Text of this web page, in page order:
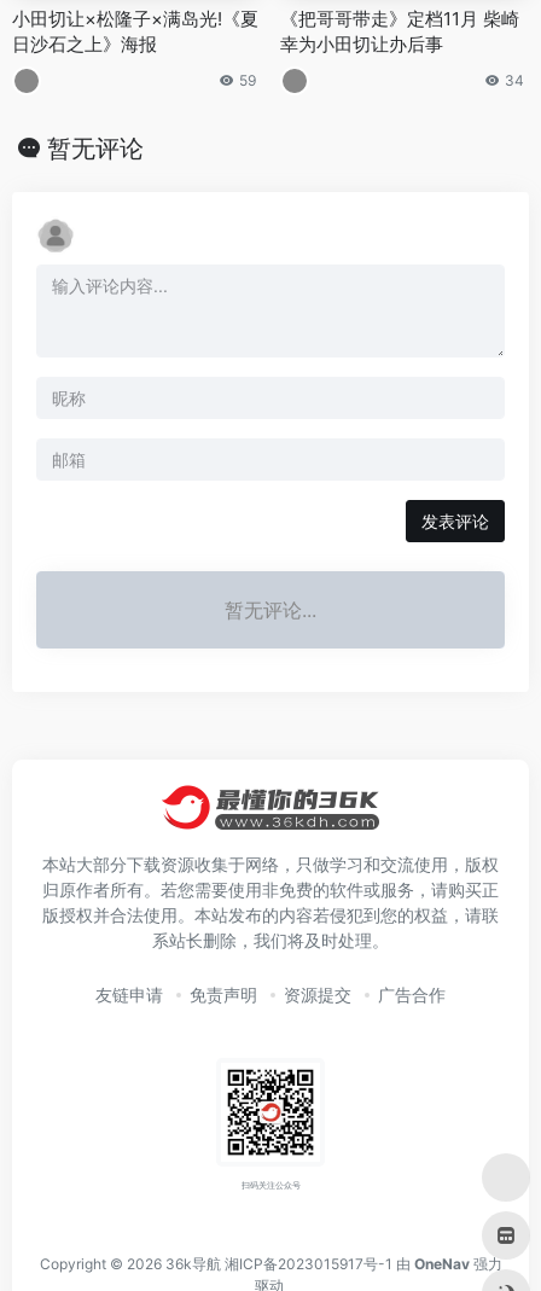
小田切让×松隆子×满岛光!《夏
日沙石之上》海报
59
《把哥哥带走》定档11月 柴崎
幸为小田切让办后事
34
暂无评论
发表评论
暂无评论...
本站大部分下载资源收集于网络，只做学习和交流使用，版权
归原作者所有。若您需要使用非免费的软件或服务，请购买正
版授权并合法使用。本站发布的内容若侵犯到您的权益，请联
系站长删除，我们将及时处理。
友链申请 免责声明 资源提交 广告合作
扫码关注公众号
Copyright © 2026 36k导航 湘ICP备2023015917号-1 由 OneNav 强力
驱动